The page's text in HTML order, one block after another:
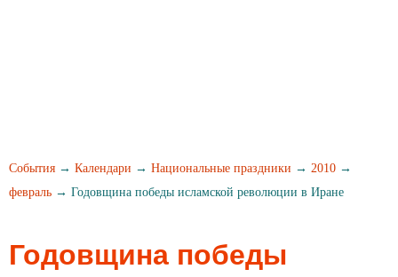
События → Календари → Национальные праздники → 2010 →
февраль → Годовщина победы исламской революции в Иране
Годовщина победы